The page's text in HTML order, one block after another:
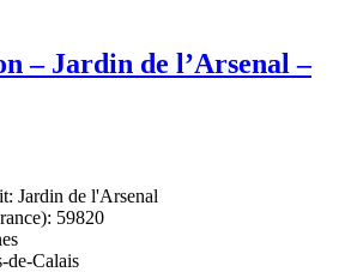
– Jardin de l’Arsenal –
Jardin de l'Arsenal
59820
de-Calais